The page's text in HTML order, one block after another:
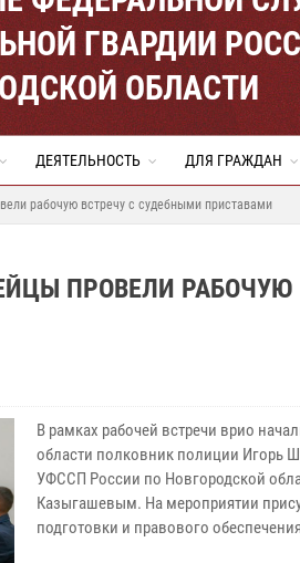
ГВАРДИИ
ОБЛАСТИ
ДЕЯТЕЛЬНОСТЬ ДЛЯ ГРАЖДАН
рабочую встречу с судебными приставами
ПРОВЕЛИ
В рамках рабочей встречи врио
области полковник полиции Игорь
УФССП России по Новгородской
Казыгашевым. На мероприятии
подготовки и правового